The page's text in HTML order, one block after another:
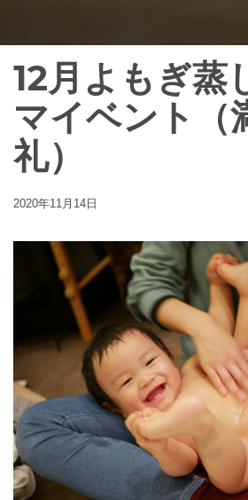
12月よもぎ蒸
マイベント（
礼）
2020年11月14日